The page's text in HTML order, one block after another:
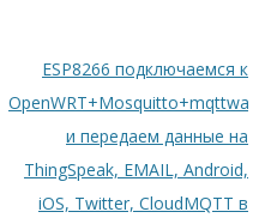
ESP8266 подключаемся к
OpenWRT+Mosquitto+mqttwarn
и передаем данные на
ThingSpeak, EMAIL, Android,
iOS, Twitter, CloudMQTT в